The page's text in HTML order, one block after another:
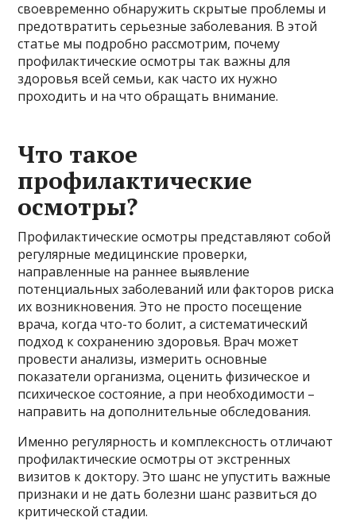
своевременно обнаружить скрытые проблемы и
предотвратить серьезные заболевания. В этой
статье мы подробно рассмотрим, почему
профилактические осмотры так важны для
здоровья всей семьи, как часто их нужно
проходить и на что обращать внимание.
Что такое
профилактические
осмотры?
Профилактические осмотры представляют собой
регулярные медицинские проверки,
направленные на раннее выявление
потенциальных заболеваний или факторов риска
их возникновения. Это не просто посещение
врача, когда что-то болит, а систематический
подход к сохранению здоровья. Врач может
провести анализы, измерить основные
показатели организма, оценить физическое и
психическое состояние, а при необходимости –
направить на дополнительные обследования.
Именно регулярность и комплексность отличают
профилактические осмотры от экстренных
визитов к доктору. Это шанс не упустить важные
признаки и не дать болезни шанс развиться до
критической стадии.